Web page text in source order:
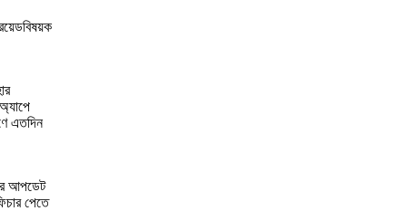
এতদিন
আপডেট
পেতে